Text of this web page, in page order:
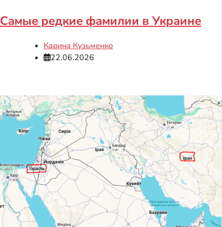
Самые редкие фамилии в Украине
Карина Кузьменко
22.06.2026